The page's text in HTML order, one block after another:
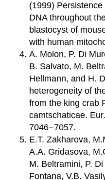
(1999)
DNA throughout
blastocyst of
with human
A. Molon, P. Di
B. Salvato, M.
Hellmann, and H.
heterogeneity of
from the king crab
camtschaticae.
7046−7057.
E.T. Zakharova,
A.A. Gridasova,
M. Beltramini, P.
Fontana, V.B.